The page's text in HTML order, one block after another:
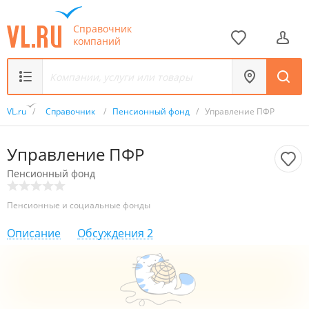
Справочник
компаний
VL.ru / Справочник / Пенсионный фонд / Управление ПФР
Управление ПФР
Пенсионный фонд
Пенсионные и социальные фонды
Описание Обсуждения 2